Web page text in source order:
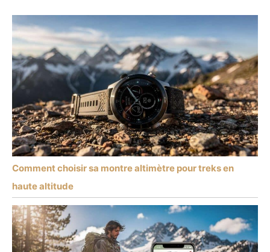
Comment choisir sa montre altimètre pour treks en
haute altitude